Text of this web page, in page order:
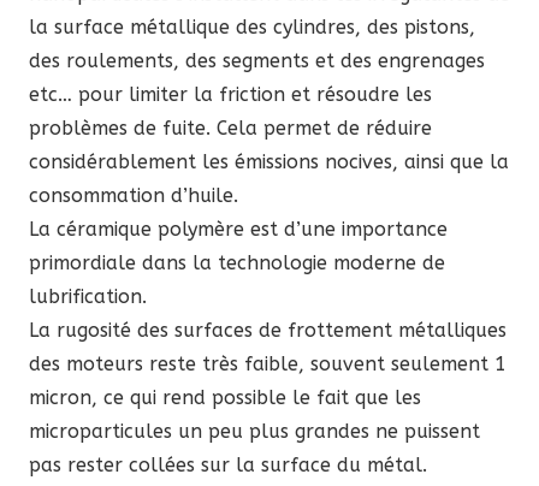
la surface métallique des cylindres, des pistons,
des roulements, des segments et des engrenages
etc… pour limiter la friction et résoudre les
problèmes de fuite. Cela permet de réduire
considérablement les émissions nocives, ainsi que la
consommation d’huile.
La céramique polymère est d’une importance
primordiale dans la technologie moderne de
lubrification.
La rugosité des surfaces de frottement métalliques
des moteurs reste très faible, souvent seulement 1
micron, ce qui rend possible le fait que les
microparticules un peu plus grandes ne puissent
pas rester collées sur la surface du métal.